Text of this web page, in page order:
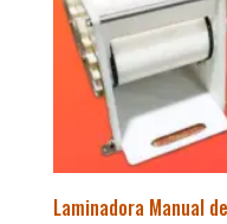
Laminadora Manual